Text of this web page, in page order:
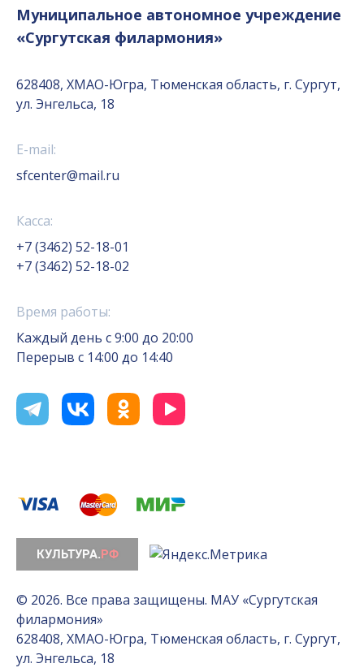
Муниципальное автономное учреждение
«Сургутская филармония»
628408, ХМАО-Югра, Тюменская область, г. Сургут,
ул. Энгельса, 18
E-mail:
sfcenter@mail.ru
Касса:
+7 (3462) 52-18-01
+7 (3462) 52-18-02
Время работы:
Каждый день с 9:00 до 20:00
Перерыв с 14:00 до 14:40
© 2026. Все права защищены. МАУ «Сургутская
филармония»
628408, ХМАО-Югра, Тюменская область, г. Сургут,
ул. Энгельса, 18